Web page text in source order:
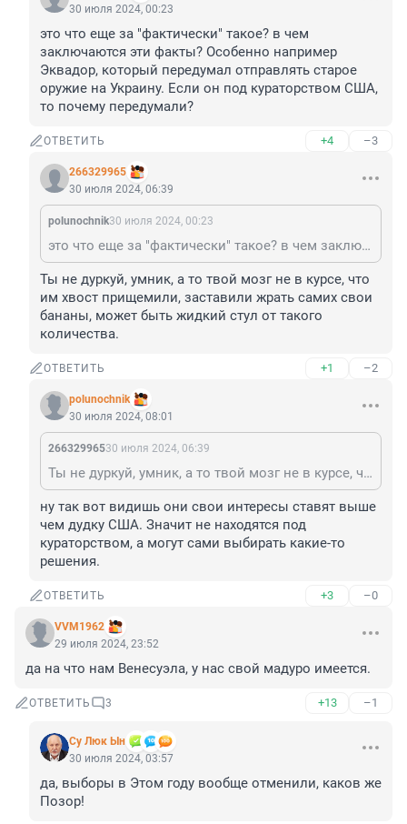
30 июля 2024, 00:23
это что еще за "фактически" такое? в чем
заключаются эти факты? Особенно например
Эквадор, который передумал отправлять старое
оружие на Украину. Если он под кураторством США,
то почему передумали?
ОТВЕТИТЬ +4 –3
266329965
30 июля 2024, 06:39
polunochnik30 июля 2024, 00:23
это что еще за "фактически" такое? в чем заключаются эти факты? Особенно например Эквадор, который передумал отправлять старое оружие на Украину. Если он под кураторством США, то почему передумали?
Ты не дуркуй, умник, а то твой мозг не в курсе, что
им хвост прищемили, заставили жрать самих свои
бананы, может быть жидкий стул от такого
количества.
ОТВЕТИТЬ +1 –2
polunochnik
30 июля 2024, 08:01
26632996530 июля 2024, 06:39
Ты не дуркуй, умник, а то твой мозг не в курсе, что им хвост прищемили, заставили жрать самих свои бананы, может быть жидкий стул от такого количества.
ну так вот видишь они свои интересы ставят выше
чем дудку США. Значит не находятся под
кураторством, а могут сами выбирать какие-то
решения.
ОТВЕТИТЬ +3 –0
VVM1962
29 июля 2024, 23:52
да на что нам Венесуэла, у нас свой мадуро имеется.
ОТВЕТИТЬ 3 +13 –1
Су Люк Ын
30 июля 2024, 03:57
да, выборы в Этом году вообще отменили, каков же
Позор!